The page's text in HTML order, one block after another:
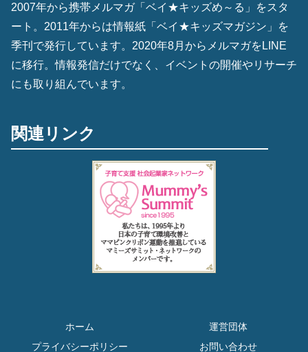
2007年から携帯メルマガ「ベイ★キッズめ～る」をスタ
ート。2011年からは情報紙「ベイ★キッズマガジン」を
季刊で発行しています。2020年8月からメルマガをLINE
に移行。情報発信だけでなく、イベントの開催やリサーチ
にも取り組んでいます。
関連リンク
ホーム
運営団体
プライバシーポリシー
お問い合わせ